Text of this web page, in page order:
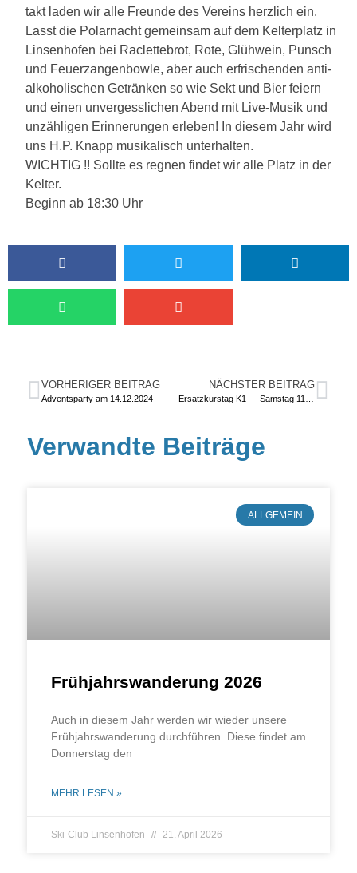
takt laden wir alle Freun­de des Ver­eins herz­lich ein.
Lasst die Polar­nacht gemein­sam auf dem Kel­ter­platz in
Lin­sen­ho­fen bei Raclette­brot, Rote, Glüh­wein, Punsch
und Feu­er­zan­gen­bow­le, aber auch erfri­schen­den anti­
al­ko­ho­li­schen Geträn­ken so wie Sekt und Bier fei­ern
und einen unver­gess­li­chen Abend mit Live-Musik und
unzäh­li­gen Erin­ne­run­gen erle­ben! In die­sem Jahr wird
uns H.P. Knapp musi­ka­lisch unterhalten.
WICHTIG !! Soll­te es reg­nen fin­det wir alle Platz in der
Kelter.
Beginn ab 18:30 Uhr
VORHERIGER BEITRAG
Adventsparty am 14.12.2024
NÄCHSTER BEITRAG
Verwandte Beiträge
ALLGEMEIN
Frühjahrswanderung 2026
Auch in die­sem Jahr wer­den wir wie­der unse­re
Früh­jahrs­wan­de­rung durch­füh­ren. Die­se fin­det am
Don­ners­tag den
MEHR LESEN »
Ski-Club Linsenhofen 21. April 2026